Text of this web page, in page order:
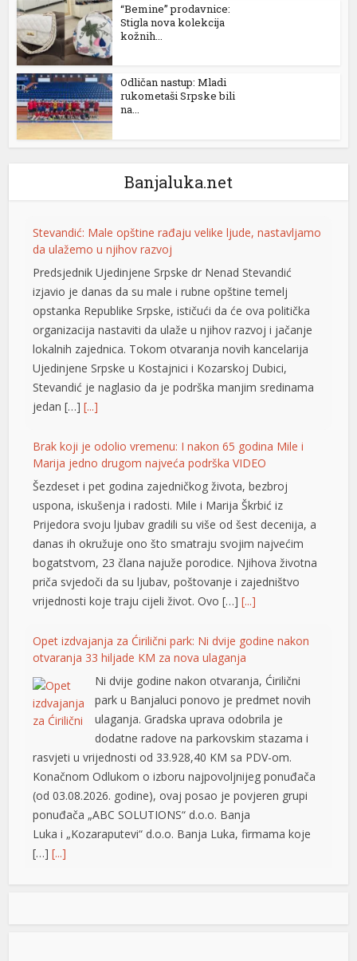
“Bemine” prodavnice:
Stigla nova kolekcija
kožnih...
Odličan nastup: Mladi
rukometaši Srpske bili
na...
Banjaluka.net
Stevandić: Male opštine rađaju velike ljude, nastavljamo
da ulažemo u njihov razvoj
Predsjednik Ujedinjene Srpske dr Nenad Stevandić
izjavio je danas da su male i rubne opštine temelj
opstanka Republike Srpske, ističući da će ova politička
organizacija nastaviti da ulaže u njihov razvoj i jačanje
lokalnih zajednica. Tokom otvaranja novih kancelarija
Ujedinjene Srpske u Kostajnici i Kozarskoj Dubici,
Stevandić je naglasio da je podrška manjim sredinama
jedan […][...]
Brak koji je odolio vremenu: I nakon 65 godina Mile i
Marija jedno drugom najveća podrška VIDEO
Šezdeset i pet godina zajedničkog života, bezbroj
uspona, iskušenja i radosti. Mile i Marija Škrbić iz
Prijedora svoju ljubav gradili su više od šest decenija, a
danas ih okružuje ono što smatraju svojim najvećim
bogatstvom, 23 člana najuže porodice. Njihova životna
priča svjedoči da su ljubav, poštovanje i zajedništvo
vrijednosti koje traju cijeli život. Ovo […][...]
Opet izdvajanja za Ćirilični park: Ni dvije godine nakon
otvaranja 33 hiljade KM za nova ulaganja
Ni dvije godine nakon otvaranja, Ćirilični
park u Banjaluci ponovo je predmet novih
ulaganja. Gradska uprava odobrila je
dodatne radove na parkovskim stazama i
rasvjeti u vrijednosti od 33.928,40 KM sa PDV-om.
Konačnom Odlukom o izboru najpovoljnijeg ponuđača
(od 03.08.2026. godine), ovaj posao je povjeren grupi
ponuđača „ABC SOLUTIONS“ d.o.o. Banja
Luka i „Kozaraputevi“ d.o.o. Banja Luka, firmama koje
[…][...]